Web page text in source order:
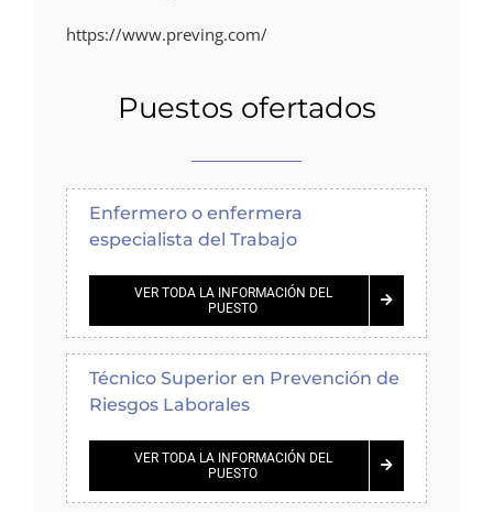
https://www.preving.com/
Puestos ofertados
Enfermero o enfermera
especialista del Trabajo
VER TODA LA INFORMACIÓN DEL
PUESTO
Técnico Superior en Prevención de
Riesgos Laborales
VER TODA LA INFORMACIÓN DEL
PUESTO